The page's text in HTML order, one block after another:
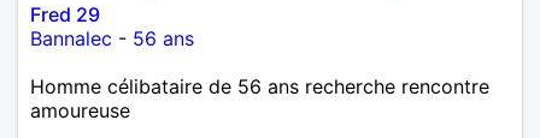
Fred 29
Bannalec - 56 ans
Homme célibataire de 56 ans recherche rencontre
amoureuse